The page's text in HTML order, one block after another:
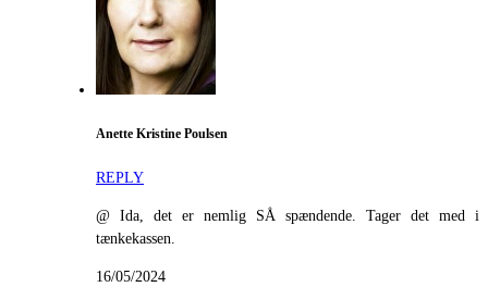
Anette Kristine Poulsen
REPLY
@ Ida, det er nemlig SÅ spændende. Tager det med i
tænkekassen.
16/05/2024